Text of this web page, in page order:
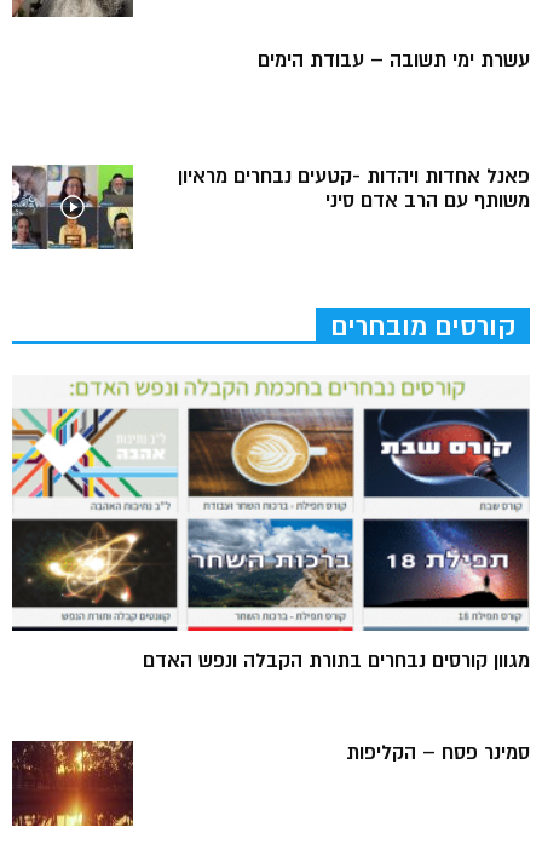
עשרת ימי תשובה – עבודת הימים
פאנל אחדות ויהדות -קטעים נבחרים מראיון
משותף עם הרב אדם סיני
קורסים מובחרים
מגוון קורסים נבחרים בתורת הקבלה ונפש האדם
סמינר פסח – הקליפות